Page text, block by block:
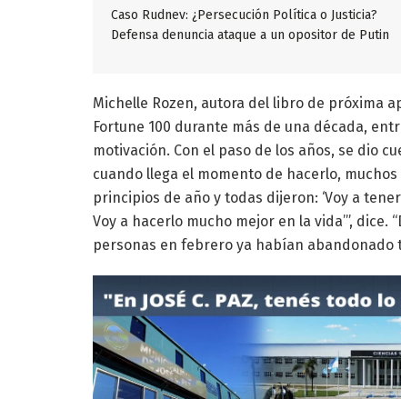
Caso Rudnev: ¿Persecución Política o Justicia?
Defensa denuncia ataque a un opositor de Putin
Michelle Rozen, autora del libro de próxima
Fortune 100 durante más de una década,
motivación. Con el paso de los años, se dio
cuando llega el momento de hacerlo,
principios de año y todas dijeron: ‘Voy a
Voy a hacerlo mucho mejor en la vida’”,
personas en febrero ya habían abandonado